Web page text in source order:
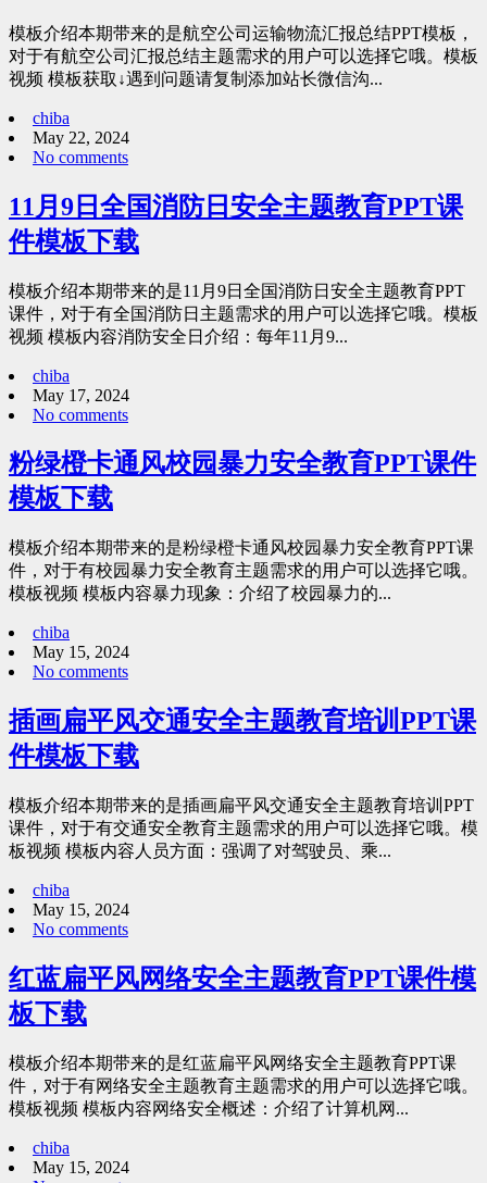
模板介绍本期带来的是航空公司运输物流汇报总结PPT模板，
对于有航空公司汇报总结主题需求的用户可以选择它哦。模板
视频 模板获取↓遇到问题请复制添加站长微信沟...
chiba
May 22, 2024
No comments
11月9日全国消防日安全主题教育PPT课
件模板下载
模板介绍本期带来的是11月9日全国消防日安全主题教育PPT
课件，对于有全国消防日主题需求的用户可以选择它哦。模板
视频 模板内容消防安全日介绍：每年11月9...
chiba
May 17, 2024
No comments
粉绿橙卡通风校园暴力安全教育PPT课件
模板下载
模板介绍本期带来的是粉绿橙卡通风校园暴力安全教育PPT课
件，对于有校园暴力安全教育主题需求的用户可以选择它哦。
模板视频 模板内容暴力现象：介绍了校园暴力的...
chiba
May 15, 2024
No comments
插画扁平风交通安全主题教育培训PPT课
件模板下载
模板介绍本期带来的是插画扁平风交通安全主题教育培训PPT
课件，对于有交通安全教育主题需求的用户可以选择它哦。模
板视频 模板内容人员方面：强调了对驾驶员、乘...
chiba
May 15, 2024
No comments
红蓝扁平风网络安全主题教育PPT课件模
板下载
模板介绍本期带来的是红蓝扁平风网络安全主题教育PPT课
件，对于有网络安全主题教育主题需求的用户可以选择它哦。
模板视频 模板内容网络安全概述：介绍了计算机网...
chiba
May 15, 2024